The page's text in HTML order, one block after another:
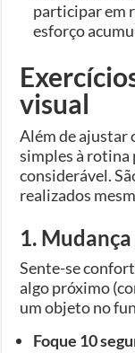
participar em
esforço
visual
Além de ajustar
simples à rotina
considerável.
realizados
1.
Sente-se
algo próximo
um objeto no
Foque 10